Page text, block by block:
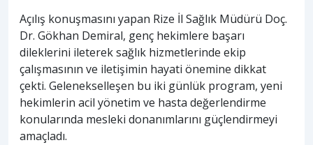
Açılış konuşmasını yapan Rize İl Sağlık Müdürü Doç.
Dr. Gökhan Demiral, genç hekimlere başarı
dileklerini ileterek sağlık hizmetlerinde ekip
çalışmasının ve iletişimin hayati önemine dikkat
çekti. Gelenekselleşen bu iki günlük program, yeni
hekimlerin acil yönetim ve hasta değerlendirme
konularında mesleki donanımlarını güçlendirmeyi
amaçladı.